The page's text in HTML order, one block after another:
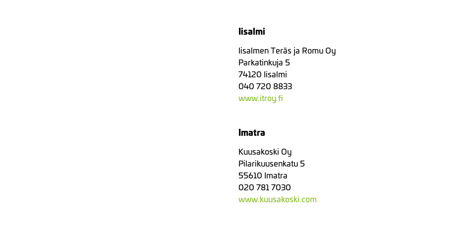
Iisalmi
Iisalmen Teräs ja Romu Oy
Parkatinkuja 5
74120 Iisalmi
040 720 8833
www.itroy.fi
Imatra
Kuusakoski Oy
Pilarikuusenkatu 5
55610 Imatra
020 781 7030
www.kuusakoski.com